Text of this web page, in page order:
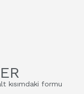
kısımdaki formu